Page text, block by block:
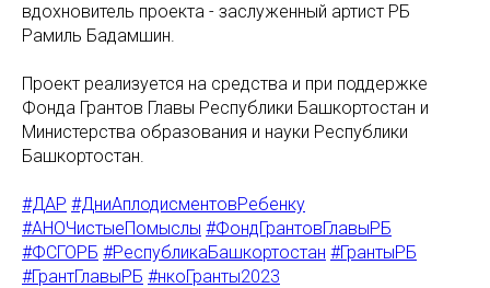
вдохновитель проекта - заслуженный артист РБ
Рамиль Бадамшин.
Проект реализуется на средства и при поддержке
Фонда Грантов Главы Республики Башкортостан и
Министерства образования и науки Республики
Башкортостан.
#ДАР #ДниАплодисментовРебенку
#АНОЧистыеПомыслы #ФондГрантовГлавыРБ
#ФСГОРБ #РеспубликаБашкортостан #ГрантыРБ
#ГрантГлавыРБ #нкоГранты2023